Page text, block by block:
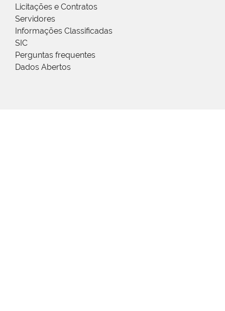
Licitações e Contratos
Servidores
Informações Classificadas
SIC
Perguntas frequentes
Dados Abertos